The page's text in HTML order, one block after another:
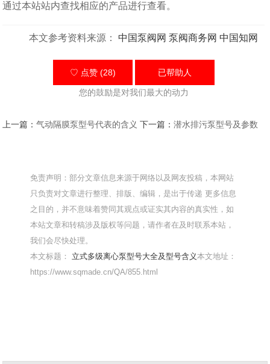
通过本站站内查找相应的产品进行查看。
本文参考资料来源： 中国泵阀网 泵阀商务网 中国知网
♡ 点赞 (28) 已帮助人
您的鼓励是对我们最大的动力
上一篇：气动隔膜泵型号代表的含义 下一篇：潜水排污泵型号及参数
免责声明：部分文章信息来源于网络以及网友投稿，本网站
只负责对文章进行整理、排版、编辑，是出于传递 更多信息
之目的，并不意味着赞同其观点或证实其内容的真实性，如
本站文章和转稿涉及版权等问题，请作者在及时联系本站，
我们会尽快处理。
本文标题： 立式多级离心泵型号大全及型号含义本文地址：
https://www.sqmade.cn/QA/855.html